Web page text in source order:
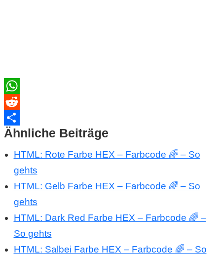
WhatsApp
Reddit
Teilen
Ähnliche Beiträge
HTML: Rote Farbe HEX – Farbcode 🌈 – So
gehts
HTML: Gelb Farbe HEX – Farbcode 🌈 – So
gehts
HTML: Dark Red Farbe HEX – Farbcode 🌈 –
So gehts
HTML: Salbei Farbe HEX – Farbcode 🌈 – So